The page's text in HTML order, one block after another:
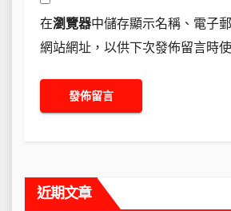
在瀏覽器中儲存顯示名稱、電子
網站網址，以供下次發佈留言時使
近期文章